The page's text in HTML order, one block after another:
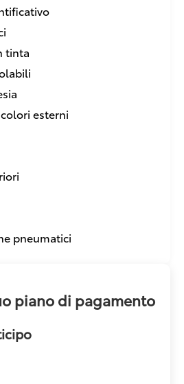
tinta
esterni
pneumatici
piano di pagamento